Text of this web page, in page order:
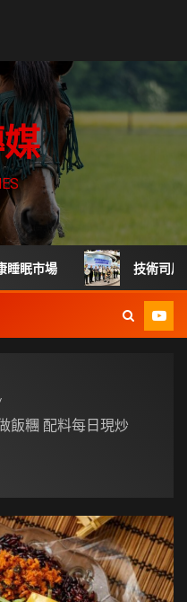
技術司展30項高
飯糰 配料每日現炒